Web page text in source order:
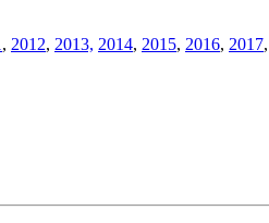
, 2012, 2013, 2014, 2015, 2016, 2017